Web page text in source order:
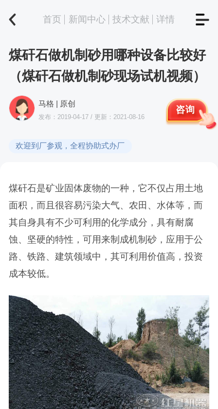
首页 新闻中心 技术文献 详情
煤矸石做机制砂用哪种设备比较好
（煤矸石做机制砂现场试机视频）
马格 | 原创
发布：2019-04-17 / 更新：2021-08-16
咨询
欢迎到厂参观，全程协助式办厂
煤矸石是矿业固体废物的一种，它不仅占用土地
面积，而且很容易污染大气、农田、水体等，而
其自身具有不少可利用的化学成分，具有耐腐
蚀、坚硬的特性，可用来制成机制砂，应用于公
路、铁路、建筑领域中，其可利用价值高，投资
成本较低。